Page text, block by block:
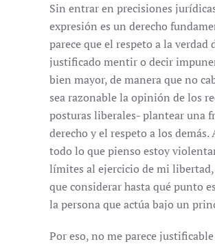
Sin entrar en precisiones
expresión es un derecho
parece que el respeto a la
justificado mentir o decir
bien mayor, de manera que no
sea razonable la opinión de los
posturas liberales- plantear una
derecho y el respeto a los
todo lo que pienso estoy
límites al ejercicio de mi
que considerar hasta qué punto
la persona que actúa bajo un
Por eso, no me parece